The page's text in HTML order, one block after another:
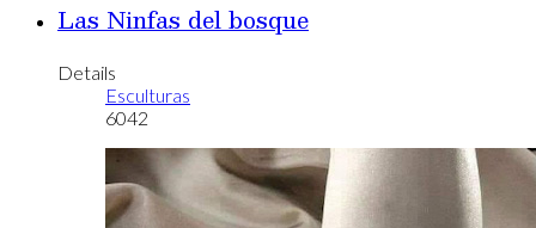
Las Ninfas del bosque
Details
Esculturas
6042